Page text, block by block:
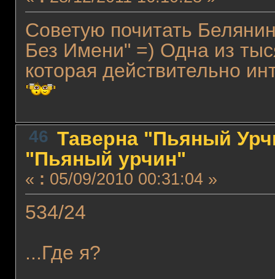
Советую почитать
Без Имени" =) Одна из
которая действительно
46 Таверна "Пьяный
"Пьяный урчин"
« : 05/09/2010 00:31:04 »
534/24
...Где я?